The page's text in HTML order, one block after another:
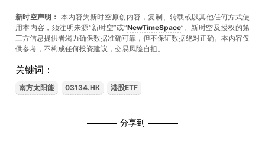
新时空声明： 本内容为新时空原创内容，复制、转载或以其他任何方式使
用本内容，须注明来源“新时空”或“NewTimeSpace”。新时空及授权的第
三方信息提供者竭力确保数据准确可靠，但不保证数据绝对正确。本內容仅
供参考，不构成任何投资建议，交易风险自担。
关键词：
南方太阳能 03134.HK 港股ETF
分享到